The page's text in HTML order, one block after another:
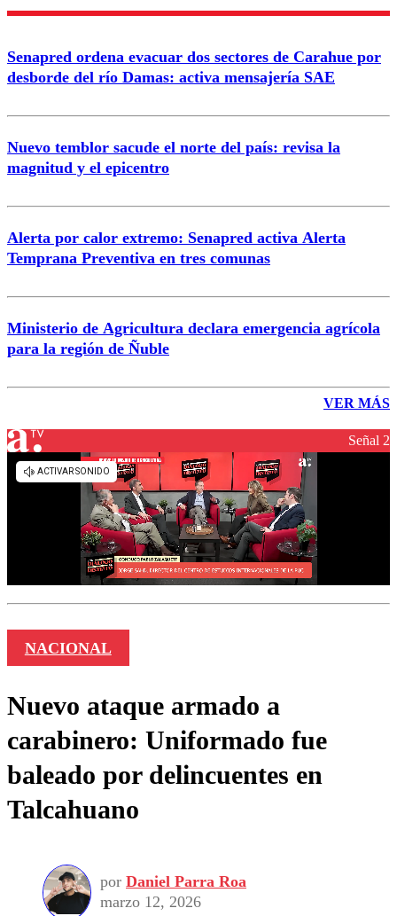
Enviar comentario
Senapred ordena evacuar dos sectores de Carahue por
desborde del río Damas: activa mensajería SAE
Nuevo temblor sacude el norte del país: revisa la
magnitud y el epicentro
Alerta por calor extremo: Senapred activa Alerta
Temprana Preventiva en tres comunas
Ministerio de Agricultura declara emergencia agrícola
para la región de Ñuble
VER MÁS
Señal 2
NACIONAL
Nuevo ataque armado a
carabinero: Uniformado fue
baleado por delincuentes en
Talcahuano
por Daniel Parra Roa
marzo 12, 2026